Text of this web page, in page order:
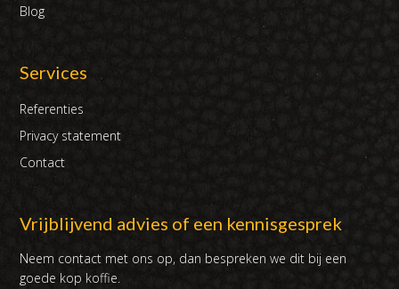
Blog
Services
Referenties
Privacy statement
Contact
Vrijblijvend advies of een kennisgesprek
Neem contact met ons op, dan bespreken we dit bij een
goede kop koffie.